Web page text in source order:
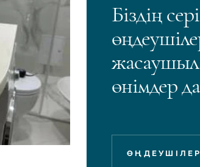
Біздің
өнімдер